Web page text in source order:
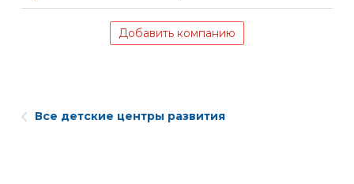
Добавить компанию
Все детские центры развития